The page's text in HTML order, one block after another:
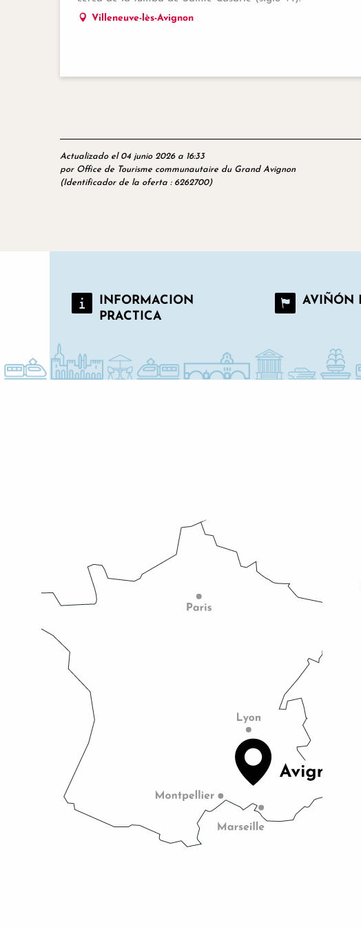
Villeneuve-lès-Avignon
Actualizado el 04 junio 2026 a 16:33
por Office de Tourisme communautaire du Grand Avignon
(Identificador de la oferta : 6262700)
INFORMACION
PRACTICA
AVIÑÓN